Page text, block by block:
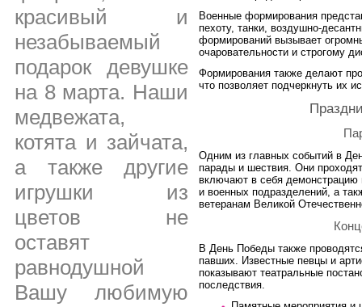
красивый и
незабываемый
подарок девушке
на 8 марта. Наши
медвежата,
котята и зайчата,
а также другие
игрушки из
цветов не
оставят
равнодушной
Вашу любимую
Военные формирования
пехоту, танки, воздушно-
формирований вызывает
очаровательности и строгому
Формирования также делают
что позволяет подчеркнуть их
Одним из главных событий в
парады и шествия. Они
включают в себя демонстрацию
и военных подразделений, а
ветеранам Великой
В День Победы также
павших. Известные певцы и
показывают театральные
последствия.